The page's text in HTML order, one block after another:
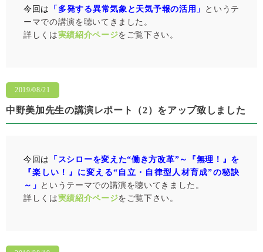
今回は 「多発する異常気象と天気予報の活用」
というテ
ーマでの講演を聴いてきました。
詳しくは実績紹介ページをご覧下さい。
中野美加先生の講演レポート（2）をアップ致しました
2019/08/21
今回は
「スシローを変えた“働き方改革”～『無理！』を
『楽しい！』に変える“自立・自律型人材育成”の秘訣
～」 というテーマでの講演を聴いてきました。
詳しくは実績紹介ページをご覧下さい。